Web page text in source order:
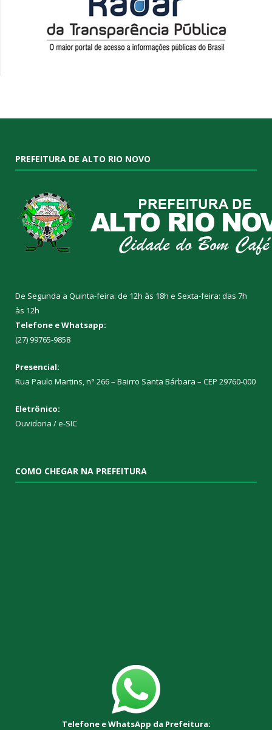
PREFEITURA DE ALTO RIO NOVO
De Segunda a Quinta-feira: de 12h às 18h e Sexta-feira: das 7h
às 12h
Telefone e Whatsapp:
(27) 99765-9858
Presencial:
Rua Paulo Martins, n° 266 – Bairro Santa Bárbara – CEP 29760-000
Eletrônico:
Ouvidoria /e-SIC
COMO CHEGAR NA PREFEITURA
Telefone e WhatsApp da Prefeitura: